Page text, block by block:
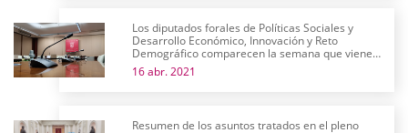
Los diputados forales de Políticas Sociales y
Desarrollo Económico, Innovación y Reto
Demográfico comparecen la semana que viene
en comisión
16 abr. 2021
Resumen de los asuntos tratados en el pleno